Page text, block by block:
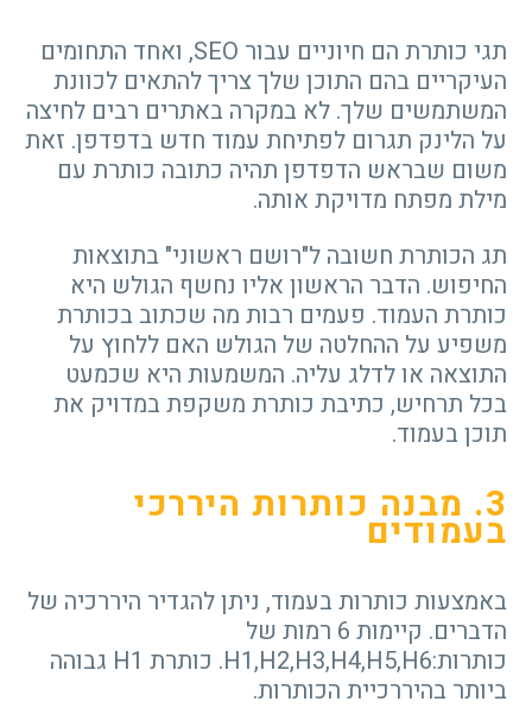
תגי כותרת הם חיוניים עבור SEO, ואחד התחומים
העיקריים בהם התוכן שלך צריך להתאים לכוונת
המשתמשים שלך. לא במקרה באתרים רבים לחיצה
על הלינק תגרום לפתיחת עמוד חדש בדפדפן. זאת
משום שבראש הדפדפן תהיה כתובה כותרת עם
מילת מפתח מדויקת אותה.
תג הכותרת חשובה ל"רושם ראשוני" בתוצאות
החיפוש. הדבר הראשון אליו נחשף הגולש היא
כותרת העמוד. פעמים רבות מה שכתוב בכותרת
משפיע על ההחלטה של הגולש האם ללחוץ על
התוצאה או לדלג עליה. המשמעות היא שכמעט
בכל תרחיש, כתיבת כותרת משקפת במדויק את
תוכן בעמוד.
3. מבנה כותרות היררכי
בעמודים
באמצעות כותרות בעמוד, ניתן להגדיר היררכיה של
הדברים. קיימות 6 רמות של
כותרות:H1,H2,H3,H4,H5,H6. כותרת H1 גבוהה
ביותר בהיררכיית הכותרות.